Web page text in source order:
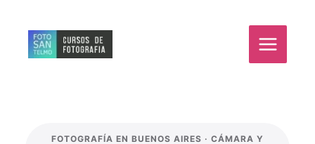
contenido
FOTOGRAFÍA EN BUENOS AIRES · CÁMARA Y